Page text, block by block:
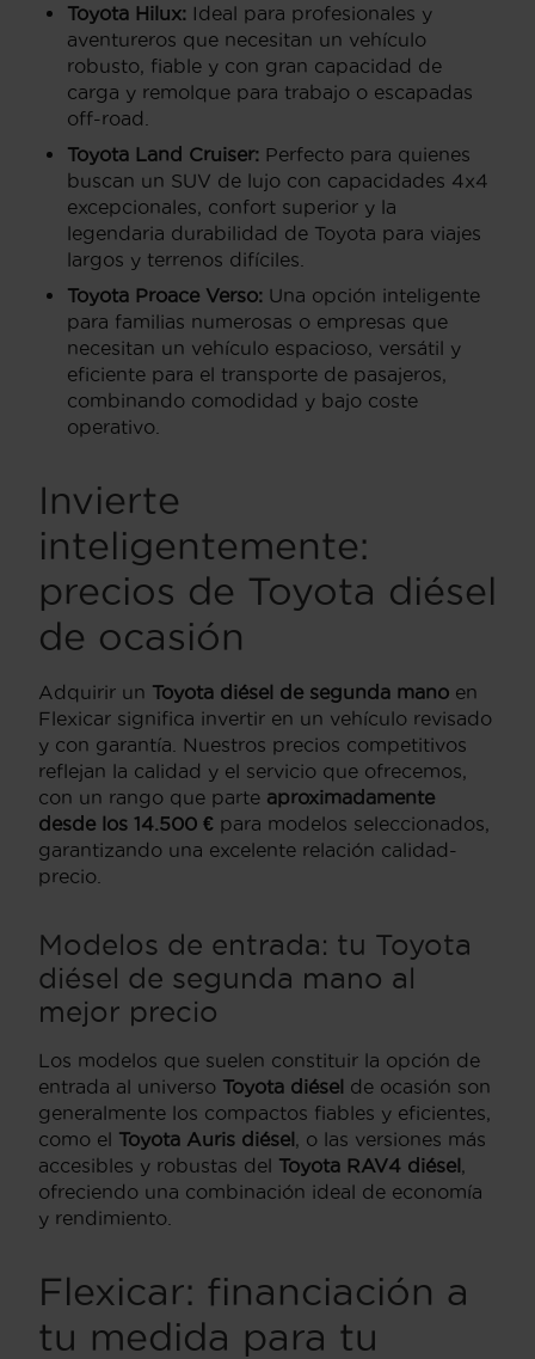
Toyota Hilux: Ideal para profesionales y
aventureros que necesitan un vehículo
robusto, fiable y con gran capacidad de
carga y remolque para trabajo o escapadas
off-road.
Toyota Land Cruiser: Perfecto para quienes
buscan un SUV de lujo con capacidades 4x4
excepcionales, confort superior y la
legendaria durabilidad de Toyota para viajes
largos y terrenos difíciles.
Toyota Proace Verso: Una opción inteligente
para familias numerosas o empresas que
necesitan un vehículo espacioso, versátil y
eficiente para el transporte de pasajeros,
combinando comodidad y bajo coste
operativo.
Invierte
inteligentemente:
precios de Toyota diésel
de ocasión
Adquirir un Toyota diésel de segunda mano en
Flexicar significa invertir en un vehículo revisado
y con garantía. Nuestros precios competitivos
reflejan la calidad y el servicio que ofrecemos,
con un rango que parte aproximadamente
desde los 14.500 € para modelos seleccionados,
garantizando una excelente relación calidad-
precio.
Modelos de entrada: tu Toyota
diésel de segunda mano al
mejor precio
Los modelos que suelen constituir la opción de
entrada al universo Toyota diésel de ocasión son
generalmente los compactos fiables y eficientes,
como el Toyota Auris diésel , o las versiones más
accesibles y robustas del Toyota RAV4 diésel
ofreciendo una combinación ideal de economía
y rendimiento.
Flexicar: financiación a
tu medida para tu